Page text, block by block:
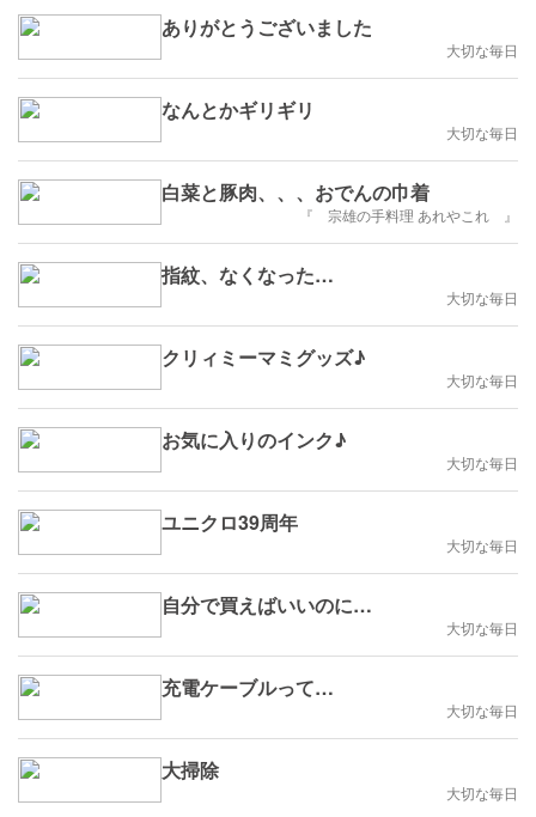
ありがとうございました
大切な毎日
なんとかギリギリ
大切な毎日
白菜と豚肉、、、おでんの巾着
『 宗雄の手料理 あれやこれ 』
指紋、なくなった…
大切な毎日
クリィミーマミグッズ♪
大切な毎日
お気に入りのインク♪
大切な毎日
ユニクロ39周年
大切な毎日
自分で買えばいいのに…
大切な毎日
充電ケーブルって…
大切な毎日
大掃除
大切な毎日